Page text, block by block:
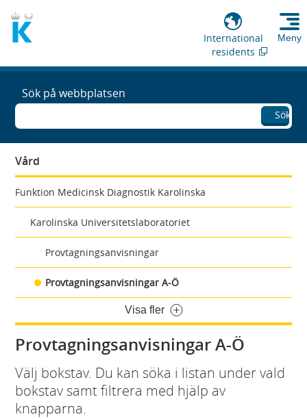
International
residents
Meny
Sök på webbplatsen
Sök
Vård
Funktion Medicinsk Diagnostik Karolinska
Karolinska Universitetslaboratoriet
Provtagningsanvisningar
Provtagningsanvisningar A-Ö
Visa fler
Provtagningsanvisningar A-Ö
Välj bokstav. Du kan söka i listan under vald
bokstav samt filtrera med hjälp av
knapparna.